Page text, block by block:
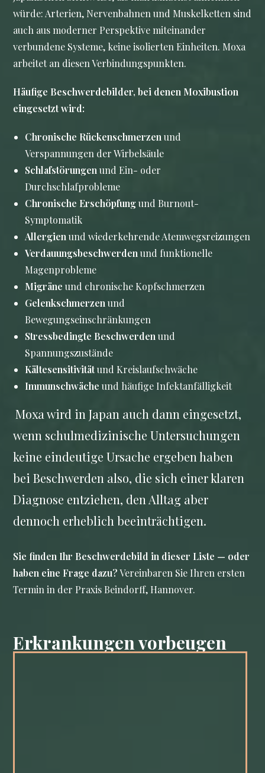
würde: Arterien, Nervenbahnen und Muskelketten sind
auch aus moderner Perspektive miteinander
verbundene Systeme, keine isolierten Einheiten. Moxa
arbeitet an diesen Verbindungspunkten.
Häufige Beschwerdebilder, bei denen Moxibustion
eingesetzt wird:
Chronische Rückenschmerzen und
Verspannungen der Wirbelsäule
Schlafstörungen und Ein- oder
Durchschlafprobleme
Chronische Erschöpfungund Burnout-
Symptomatik
Allergien und wiederkehrende Atemwegsreizungen
Verdauungsbeschwerden und funktionelle
Magenprobleme
Migräne und chronische Kopfschmerzen
Gelenkschmerzen und
Bewegungseinschränkungen
Stressbedingte Beschwerden und
Spannungszustände
Kältesensitivitätund Kreislaufschwäche
Immunschwäche und häufige Infektanfälligkeit
Moxa wird in Japan auch dann eingesetzt,
wenn schulmedizinische Untersuchungen
keine eindeutige Ursache ergeben haben
bei Beschwerden also, die sich einer klaren
Diagnose entziehen, den Alltag aber
dennoch erheblich beeinträchtigen.
Sie finden Ihr Beschwerdebild in dieser Liste — oder
haben eine Frage dazu?Vereinbaren Sie Ihren ersten
Termin in der Praxis Beindorff, Hannover.
Erkrankungen vorbeugen